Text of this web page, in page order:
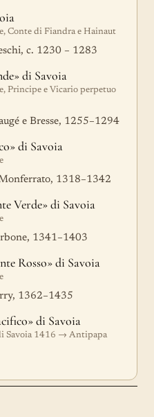
Conte di Fiandra e Hainaut
c. 1230 – 1283
di Savoia
Principe e Vicario perpetuo
e Bresse, 1255–1294
di Savoia
1318–1342
Verde» di Savoia
1341–1403
Rosso» di Savoia
1362–1435
di Savoia
Savoia 1416 → Antipapa